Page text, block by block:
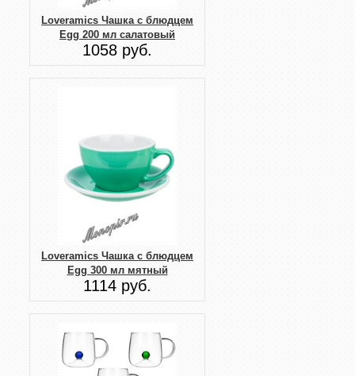
Loveramics Чашка с блюдцем
Egg 200 мл салатовый
1058 руб.
Loveramics Чашка с блюдцем
Egg 300 мл мятный
1114 руб.